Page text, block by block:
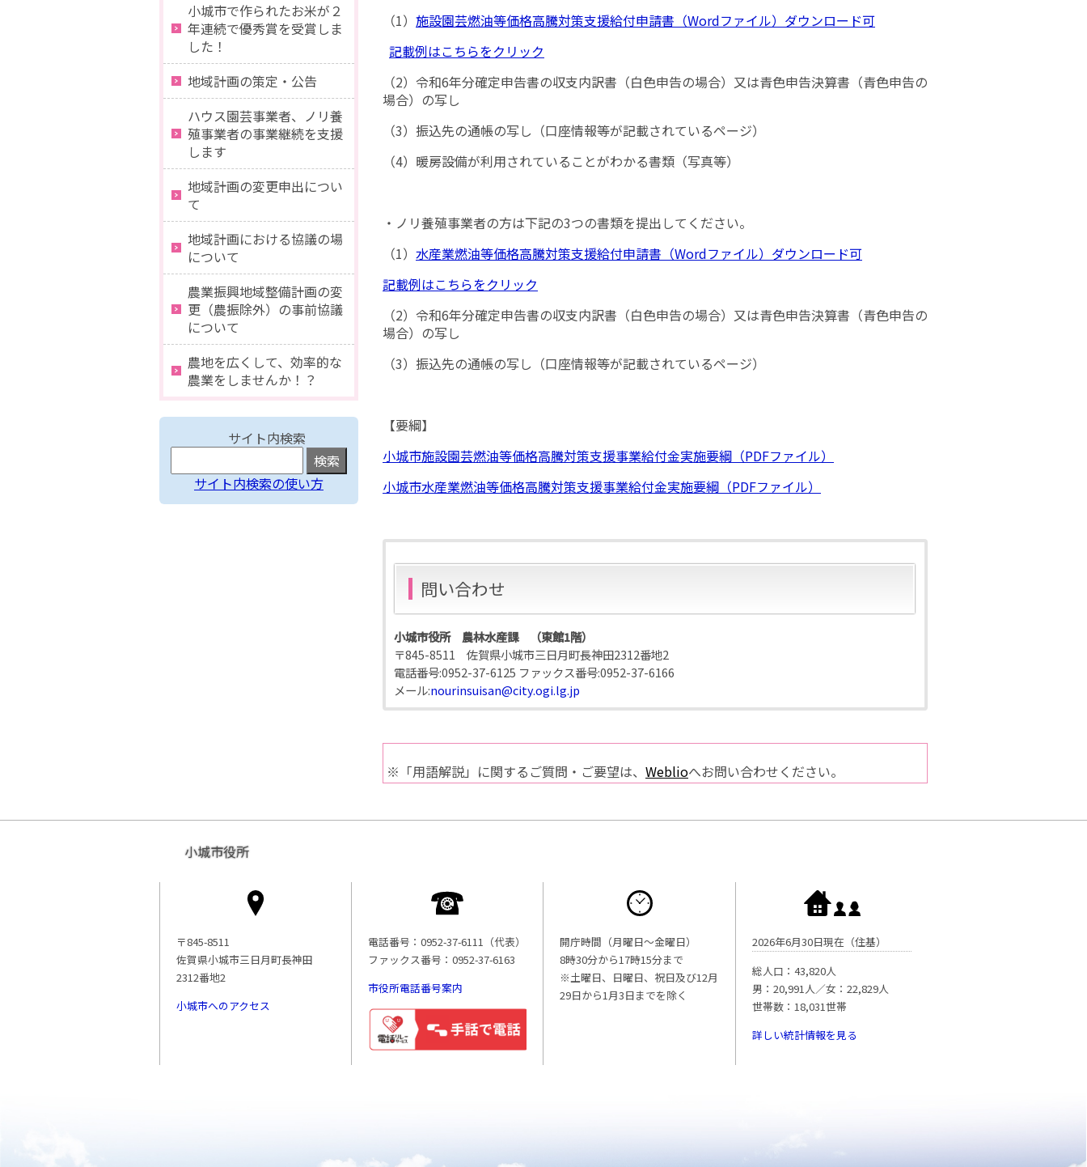
（1） 施設園芸燃油等価格高騰対策支援給付申請書（Wordファイル）ダウンロード可
記載例はこちらをクリック
（2）令和6年分確定申告書の収支内訳書（白色申告の場合）又は青色申告決算書（青色申告の
場合）の写し
（3）振込先の通帳の写し（口座情報等が記載されているページ）
（4）暖房設備が利用されていることがわかる書類（写真等）
・ノリ養殖事業者の方は下記の3つの書類を提出してください。
（1） 水産業燃油等価格高騰対策支援給付申請書（Wordファイル）ダウンロード可
記載例はこちらをクリック
（2）令和6年分確定申告書の収支内訳書（白色申告の場合）又は青色申告決算書（青色申告の
場合）の写し
（3）振込先の通帳の写し（口座情報等が記載されているページ）
【要綱】
小城市施設園芸燃油等価格高騰対策支援事業給付金実施要綱（PDFファイル）
小城市水産業燃油等価格高騰対策支援事業給付金実施要綱（PDFファイル）
問い合わせ
小城市役所 農林水産課 （東館1階）
〒845-8511 佐賀県小城市三日月町長神田2312番地2
電話番号:0952-37-6125 ファックス番号:0952-37-6166
メール:nourinsuisan@city.ogi.lg.jp
※「用語解説」に関するご質問・ご要望は、 Weblioへお問い合わせください。
小城市で作られたお米が２
年連続で優秀賞を受賞しま
した！
地域計画の策定・公告
ハウス園芸事業者、ノリ養
殖事業者の事業継続を支援
します
地域計画の変更申出につい
て
地域計画における協議の場
について
農業振興地域整備計画の変
更（農振除外）の事前協議
について
農地を広くして、効率的な
農業をしませんか！？
サイト内検索
サイト内検索の使い方
小城市役所
〒845-8511
佐賀県小城市三日月町長神田
2312番地2
小城市へのアクセス
電話番号：0952-37-6111（代表）
ファックス番号：0952-37-6163
市役所電話番号案内
開庁時間（月曜日〜金曜日）
8時30分から17時15分まで
※土曜日、日曜日、祝日及び12月
29日から1月3日までを除く
2026年6月30日現在（住基）
総人口：43,820人
男：20,991人／女：22,829人
世帯数：18,031世帯
詳しい統計情報を見る